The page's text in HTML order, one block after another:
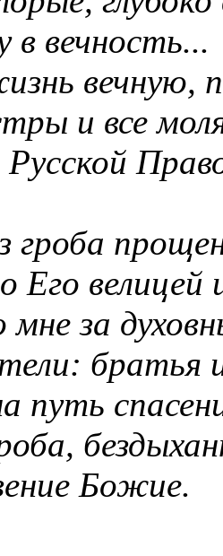
в вечность...
вечную,
и все
гроба
Его
мне за
братья
путь
Божие.